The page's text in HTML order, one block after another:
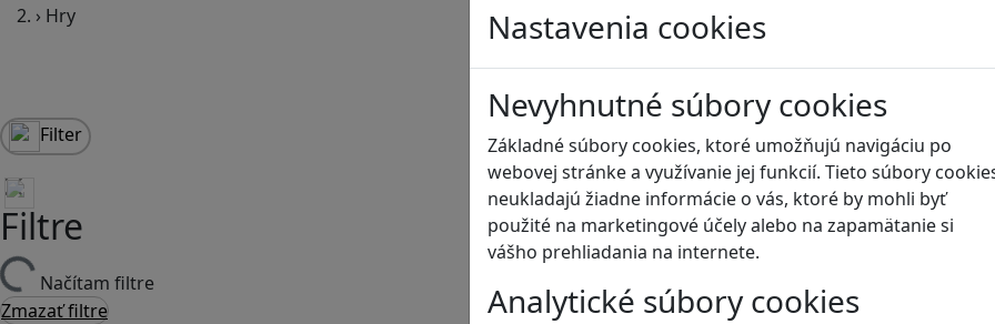
Nastavenia cookies
Nevyhnutné súbory cookies
Základné súbory cookies, ktoré umožňujú navigáciu po
webovej stránke a využívanie jej funkcií. Tieto súbory
neukladajú žiadne informácie o vás, ktoré by mohli byť
použité na marketingové účely alebo na zapamätanie si
vášho prehliadania na internete.
Analytické súbory cookies
› Hry
Naše hry
Filter
Filtre
Načítam filtre
Zmazať filtre